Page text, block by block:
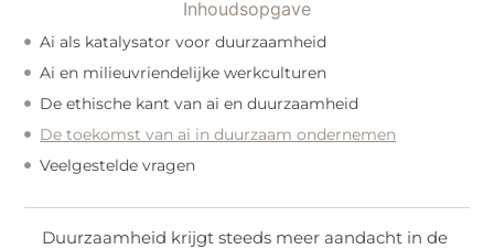
Inhoudsopgave
Ai als katalysator voor duurzaamheid
Ai en milieuvriendelijke werkculturen
De ethische kant van ai en duurzaamheid
De toekomst van ai in duurzaam ondernemen
Veelgestelde vragen
Duurzaamheid krijgt steeds meer aandacht in de